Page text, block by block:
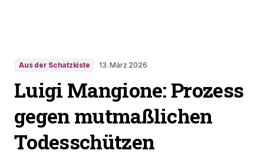
Aus der Schatzkiste 13. März 2026
Luigi Mangione: Prozess
gegen mutmaßlichen
Todesschützen